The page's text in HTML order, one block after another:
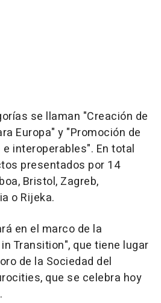
se llaman "Creación de
Europa" y "Promoción de
interoperables". En total
presentados por 14
Bristol, Zagreb,
o Rijeka.
en el marco de la
Transition", que tiene lugar
de la Sociedad del
que se celebra hoy